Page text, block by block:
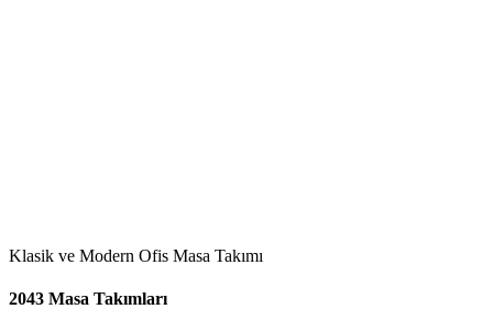
Klasik ve Modern Ofis Masa Takımı
2043 Masa Takımları